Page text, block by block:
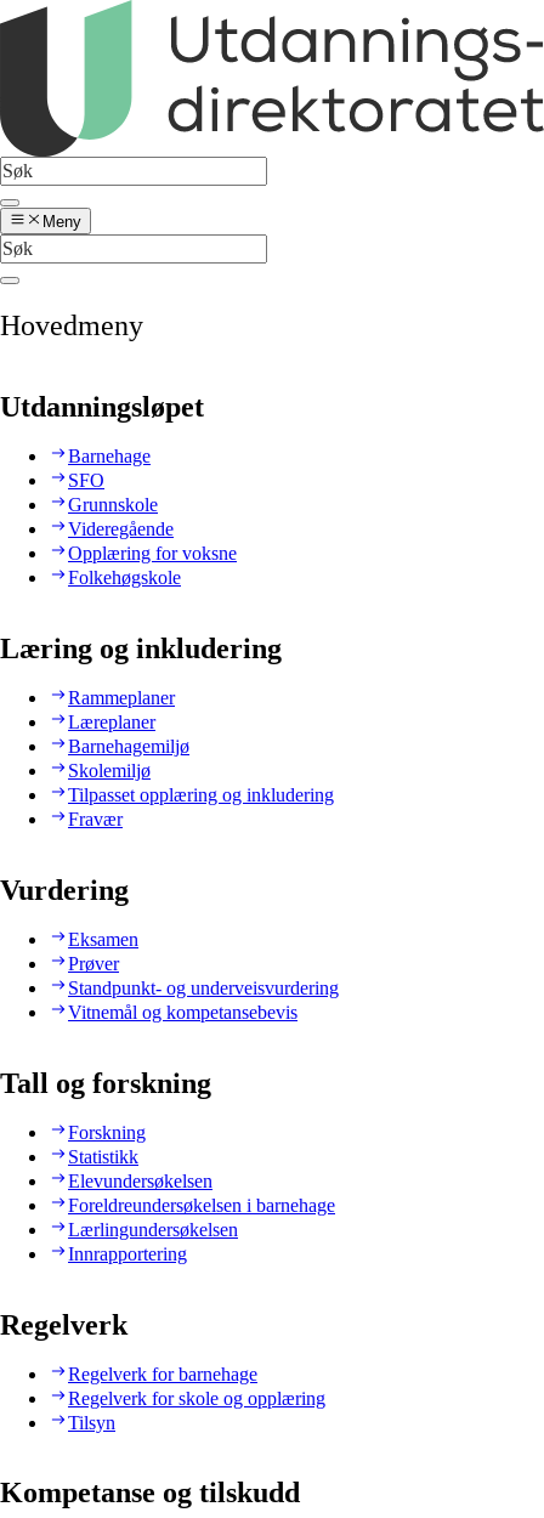
Meny
Hovedmeny
Utdanningsløpet
Barnehage
SFO
Grunnskole
Videregående
Opplæring for voksne
Folkehøgskole
Læring og inkludering
Rammeplaner
Læreplaner
Barnehagemiljø
Skolemiljø
Tilpasset opplæring og inkludering
Fravær
Vurdering
Eksamen
Prøver
Standpunkt- og underveisvurdering
Vitnemål og kompetansebevis
Tall og forskning
Forskning
Statistikk
Elevundersøkelsen
Foreldreundersøkelsen i barnehage
Lærlingundersøkelsen
Innrapportering
Regelverk
Regelverk for barnehage
Regelverk for skole og opplæring
Tilsyn
Kompetanse og tilskudd